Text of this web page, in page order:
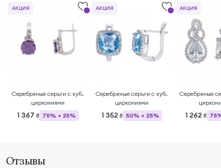
Серебряные серьги с куб.
циркониями
1 367 ₴ 75% + 25%
АКЦИЯ
Серебряные серьги с куб.
циркониями
1 352 ₴ 50% + 25%
АКЦИЯ
Серебряные
1 262 ₴
АКЦИЯ
Отзывы